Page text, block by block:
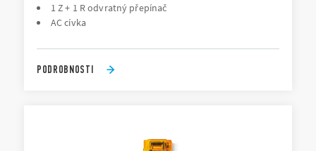
1 Z + 1 R odvratný přepínač
AC cívka
PODROBNOSTI